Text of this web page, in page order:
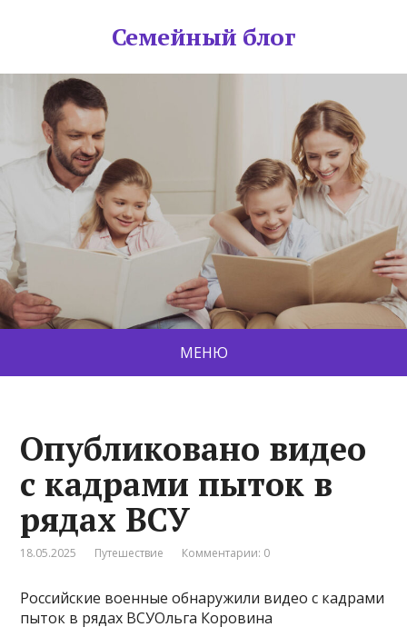
Семейный блог
МЕНЮ
Опубликовано видео
с кадрами пыток в
рядах ВСУ
18.05.2025 Путешествие Комментарии: 0
Российские военные обнаружили видео с кадрами
пыток в рядах ВСУОльга Коровина